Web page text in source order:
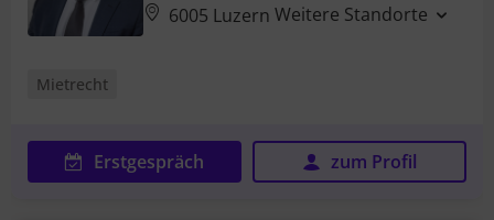
6005 Luzern Weitere Standorte
Mietrecht
Erstgespräch zum Profil